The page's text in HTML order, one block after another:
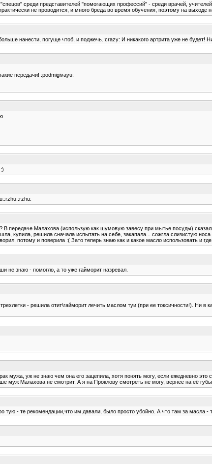
среди представителей "помогающих профессий" - среди врачей,
не проводится, и много бреда во время обучения, поэтому на
нанести, погуще чтоб, и поджечь.:crazy: И никакого артрита уже не будет!
передачи! :podmigivayu:
В передаче Малахова (использую как шумовую завесу при мытье посуды)
купила, решила сначала испытать на себе, закапала... сожгла слизистую
потому и поверила :( Зато теперь знаю как и какое масло использовать и
не знаю - помогло, а то уже гайморит назревал.
- решила отит\гайморит лечить маслом туи (при ее токсичности!). Ни
мужа, уж не знаю чем она его зацепила, хотя понять могу, если ежедневно
муж Малахова не смотрит. А я на Проклову смотреть не могу, вернее на её губы.
тую - те рекомендации,что им давали, было просто убойно. А что там за масла